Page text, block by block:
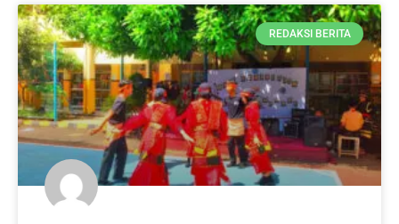
REDAKSI BERITA